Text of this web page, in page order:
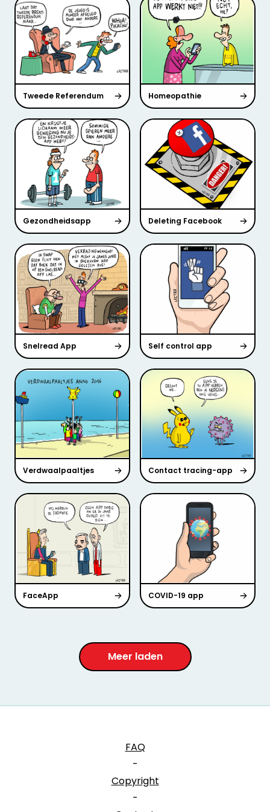
Tweede Referendum Homeopathie
Gezondheidsapp Deleting Facebook
Snelread App Self control app
Verdwaalpaaltjes Contact tracing-app
FaceApp COVID-19 app
Meer laden
FAQ
-
Copyright
-